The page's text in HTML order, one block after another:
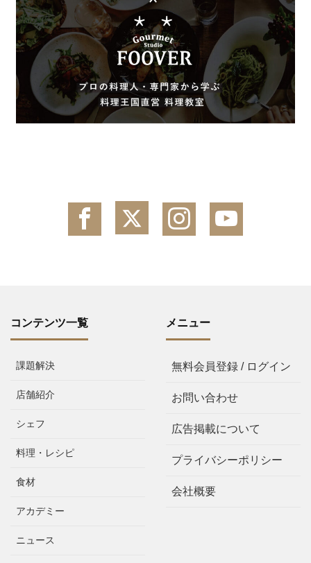
コンテンツ一覧
課題解決
店舗紹介
シェフ
料理・レシピ
食材
アカデミー
ニュース
メニュー
無料会員登録 / ログイン
お問い合わせ
広告掲載について
プライバシーポリシー
会社概要